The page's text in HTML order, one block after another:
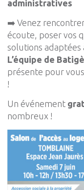
administratives
➡️ Venez
écoute, poser vos
solutions adaptées
L’équipe de
présente pour
!
Un événement
nombreux !